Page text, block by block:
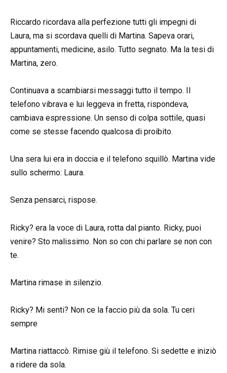
Riccardo ricordava alla perfezione tutti gli impegni di
Laura, ma si scordava quelli di Martina. Sapeva orari,
appuntamenti, medicine, asilo. Tutto segnato. Ma la tesi di
Martina, zero.
Continuava a scambiarsi messaggi tutto il tempo. Il
telefono vibrava e lui leggeva in fretta, rispondeva,
cambiava espressione. Un senso di colpa sottile, quasi
come se stesse facendo qualcosa di proibito.
Una sera lui era in doccia e il telefono squillò. Martina vide
sullo schermo: Laura.
Senza pensarci, rispose.
Ricky? era la voce di Laura, rotta dal pianto. Ricky, puoi
venire? Sto malissimo. Non so con chi parlare se non con
te.
Martina rimase in silenzio.
Ricky? Mi senti? Non ce la faccio più da sola. Tu ceri
sempre
Martina riattaccò. Rimise giù il telefono. Si sedette e iniziò
a ridere da sola.